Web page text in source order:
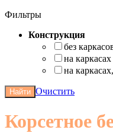
Фильтры
Конструкция
без
на каркасах
на
Найти Очистить
Корсетное